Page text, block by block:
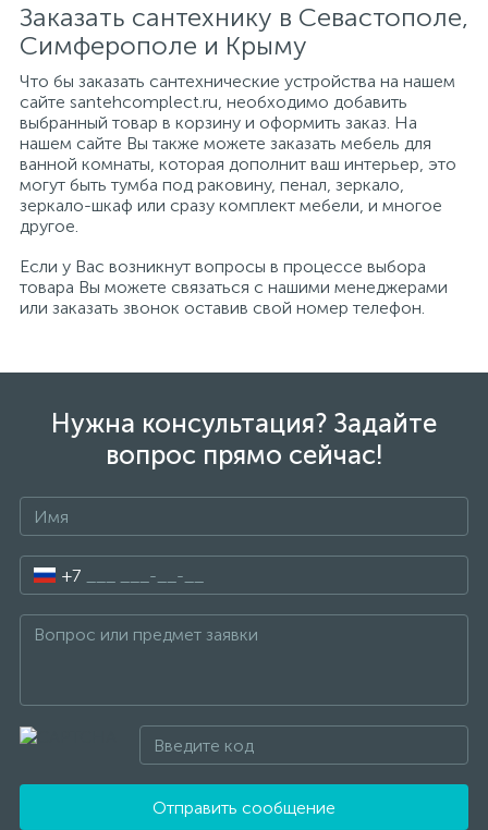
Заказать сантехнику в Севастополе,
Симферополе и Крыму
Что бы заказать сантехнические устройства на нашем
сайте santehcomplect.ru, необходимо добавить
выбранный товар в корзину и оформить заказ. На
нашем сайте Вы также можете заказать мебель для
ванной комнаты, которая дополнит ваш интерьер, это
могут быть тумба под раковину, пенал, зеркало,
зеркало-шкаф или сразу комплект мебели, и многое
другое.
Если у Вас возникнут вопросы в процессе выбора
товара Вы можете связаться с нашими менеджерами
или заказать звонок оставив свой номер телефон.
Нужна консультация? Задайте
вопрос прямо сейчас!
+7
Отправить сообщение